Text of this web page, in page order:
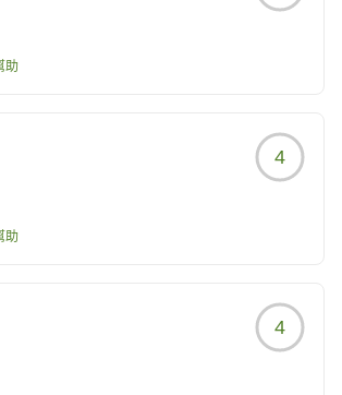
当館をご利用いただけますと幸いです。
お越しを心よりお待ちしております。
助
4
助
4